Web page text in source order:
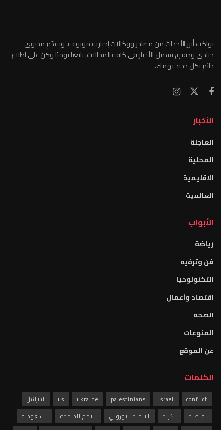
نواكب أبرز الأحداث من مصادر ووكالات إخبارية موثوقة، ونقدّم محتوى
حيادي ودقيق يشمل الأخبار في كافة المجالات. تابعنا يوميًا وكن على اطلاع
دائم بكل جديد يهمك.
الأخبار
العاجلة
المحلية
الاقليمية
العالمية
الأبواب
رياضة
فن وترفيه
التكنولوجيا
اقتصاد وأعمال
الصحة
المنوعات
عن الموقع
الكلمات
conflict
israel
palestinians
ukraine
us
اسرائيل
اقتصاد
اكراد الاتحاد الاوروبي الامم المتحدة
السعودية